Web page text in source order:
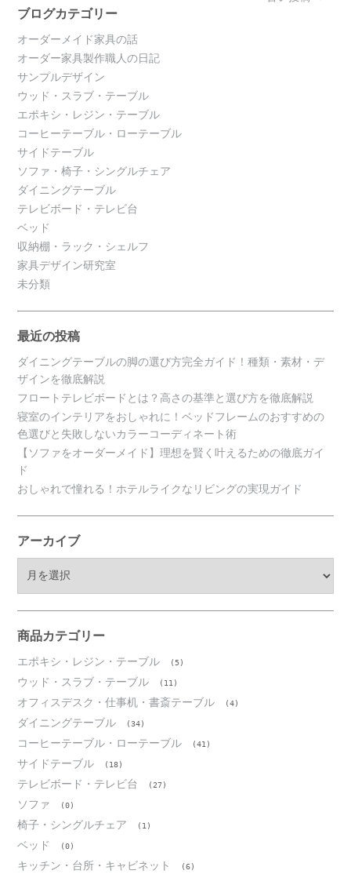
navigation
ブログカテゴリー
オーダーメイド家具の話
オーダー家具製作職人の日記
サンプルデザイン
ウッド・スラブ・テーブル
エポキシ・レジン・テーブル
コーヒーテーブル・ローテーブル
サイドテーブル
ソファ・椅子・シングルチェア
ダイニングテーブル
テレビボード・テレビ台
ベッド
収納棚・ラック・シェルフ
家具デザイン研究室
未分類
最近の投稿
ダイニングテーブルの脚の選び方完全ガイド！種類・素材・デ
ザインを徹底解説
フロートテレビボードとは？高さの基準と選び方を徹底解説
寝室のインテリアをおしゃれに！ベッドフレームのおすすめの
色選びと失敗しないカラーコーディネート術
【ソファをオーダーメイド】理想を賢く叶えるための徹底ガイ
ド
おしゃれで憧れる！ホテルライクなリビングの実現ガイド
アーカイブ
ブ
商品カテゴリー
エポキシ・レジン・テーブル (5)
ウッド・スラブ・テーブル (11)
オフィスデスク・仕事机・書斎テーブル (4)
ダイニングテーブル (34)
コーヒーテーブル・ローテーブル (41)
サイドテーブル (18)
テレビボード・テレビ台 (27)
ソファ (0)
椅子・シングルチェア (1)
ベッド (0)
キッチン・台所・キャビネット (6)